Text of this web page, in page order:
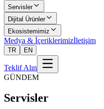
Servisler
Dijital Ürünler
Ekosistemimiz
Medya & İçeriklerimizİletişim
TR EN
Teklif Alın
GÜNDEM
Servisler